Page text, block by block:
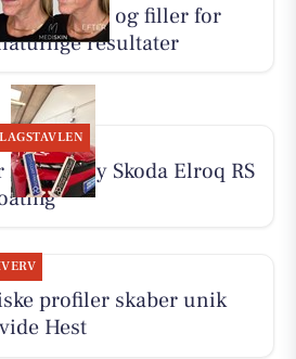
botox og filler for
resultater
ny Skoda Elroq RS
profiler skaber unik
Hest